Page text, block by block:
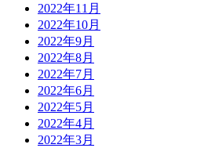
2022年11月
2022年10月
2022年9月
2022年8月
2022年7月
2022年6月
2022年5月
2022年4月
2022年3月